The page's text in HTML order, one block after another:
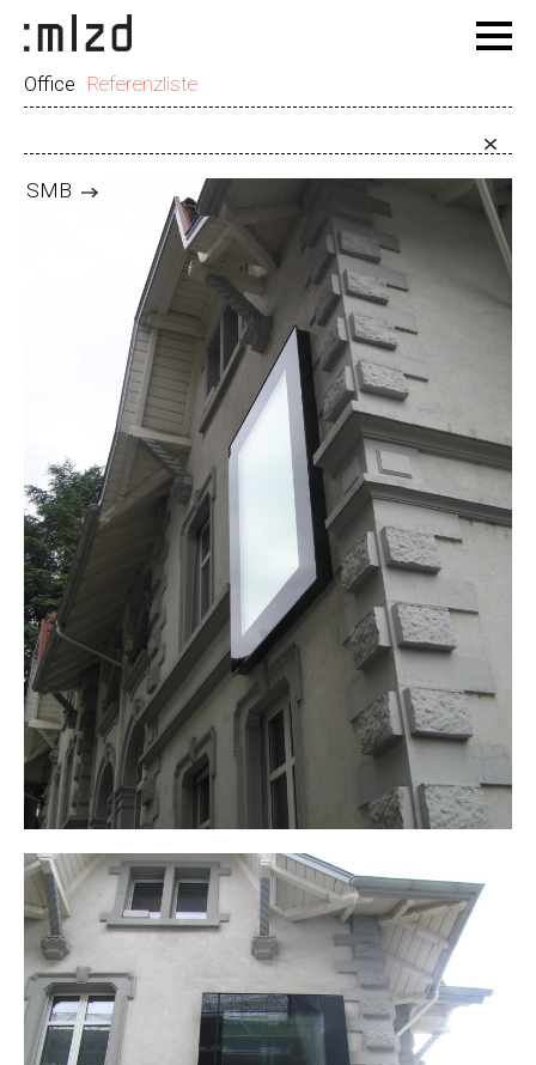
Office Referenzliste
SMB